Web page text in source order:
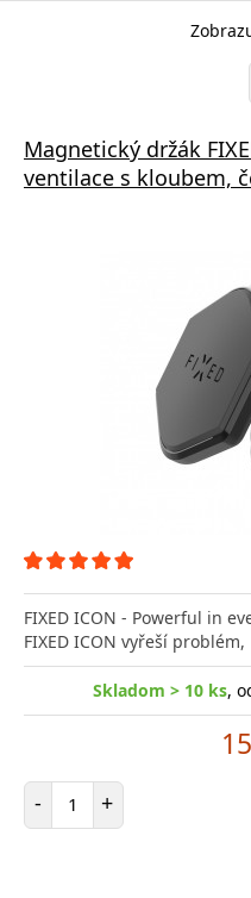
Magnetický držák
ventilace s kloubem,
FIXED ICON - Powerful in
FIXED ICON vyřeší problém,
Skladom > 10 ks,
- Počet položiek
+